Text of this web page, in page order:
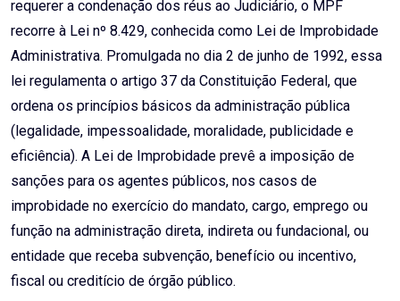
requerer a condenação dos réus ao Judiciário, o MPF
recorre à Lei nº 8.429, conhecida como Lei de Improbidade
Administrativa. Promulgada no dia 2 de junho de 1992, essa
lei regulamenta o artigo 37 da Constituição Federal, que
ordena os princípios básicos da administração pública
(legalidade, impessoalidade, moralidade, publicidade e
eficiência). A Lei de Improbidade prevê a imposição de
sanções para os agentes públicos, nos casos de
improbidade no exercício do mandato, cargo, emprego ou
função na administração direta, indireta ou fundacional, ou
entidade que receba subvenção, benefício ou incentivo,
fiscal ou creditício de órgão público.